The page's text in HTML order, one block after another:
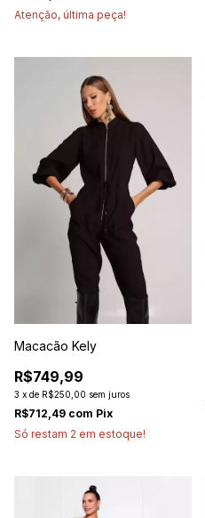
Atenção, última peça!
Macacão Kely
R$749,99
3 x de R$250,00 sem juros
R$712,49 com Pix
Só restam 2 em estoque!